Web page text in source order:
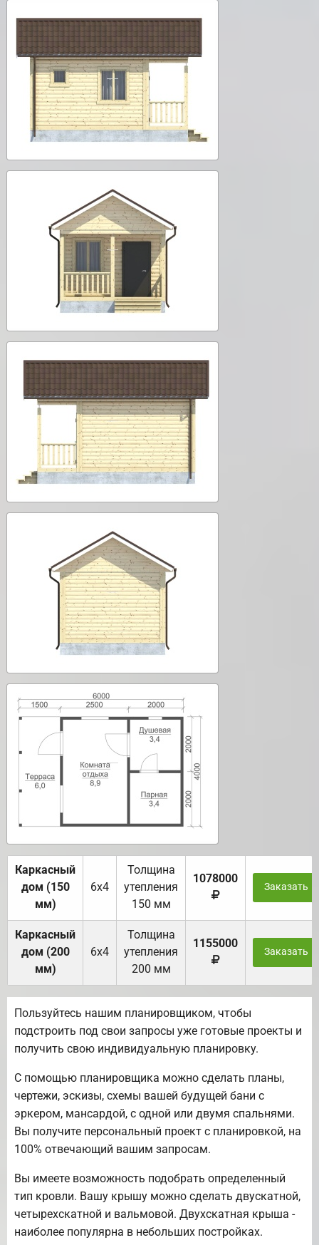
Каркасный
дом (150
мм)
6х4
Толщина
утепления
150 мм
1078000
Заказать
Каркасный
дом (200
мм)
6х4
Толщина
утепления
200 мм
1155000
Заказать
Пользуйтесь нашим планировщиком, чтобы
подстроить под свои запросы уже готовые проекты и
получить свою индивидуальную планировку.
С помощью планировщика можно сделать планы,
чертежи, эскизы, схемы вашей будущей бани с
эркером, мансардой, с одной или двумя спальнями.
Вы получите персональный проект с планировкой, на
100% отвечающий вашим запросам.
Вы имеете возможность подобрать определенный
тип кровли. Вашу крышу можно сделать двускатной,
четырехскатной и вальмовой. Двухскатная крыша -
наиболее популярна в небольших постройках.